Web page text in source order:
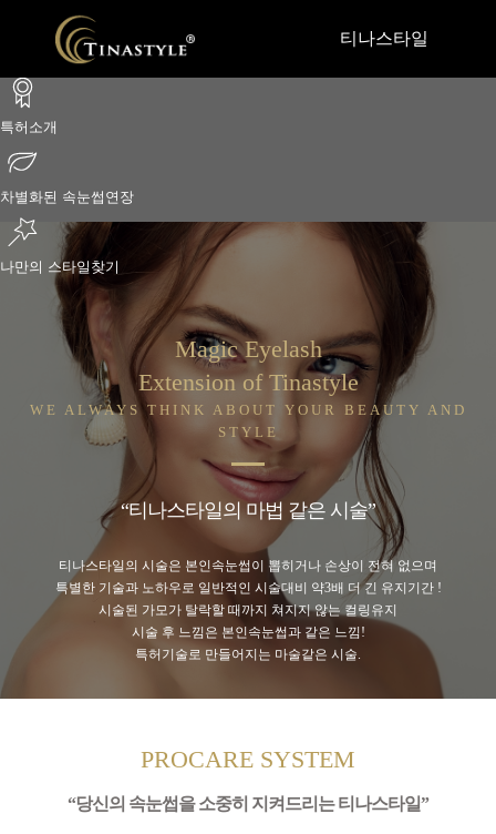
티나스타일
국내외 주요활동
인증현황
미디어 속 티나스타일
예약안내/오시는길
살롱, 아카데미 전경
특허소개
차별화된 속눈썹연장
나만의 스타일찾기
Magic Eyelash
Extension of Tinastyle
WE ALWAYS THINK ABOUT YOUR BEAUTY AND
STYLE
“티나스타일의 마법 같은 시술”
티나스타일의 시술은 본인속눈썹이 뽑히거나 손상이 전혀 없으며
특별한 기술과 노하우로 일반적인 시술대비 약3배 더 긴 유지기간 !
시술된 가모가 탈락할 때까지 쳐지지 않는 컬링유지
시술 후 느낌은 본인속눈썹과 같은 느낌!
특허기술로 만들어지는 마술같은 시술.
PROCARE SYSTEM
“당신의 속눈썹을 소중히 지켜드리는 티나스타일”